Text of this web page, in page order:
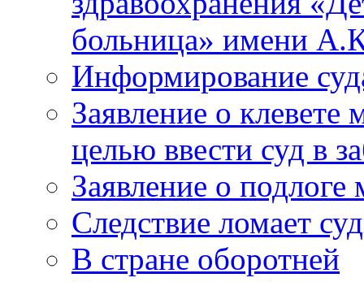
больница» имени
Информирование
Заявление о клевете
целью ввести суд в
Заявление о
Следствие ломает
В стране оборотней